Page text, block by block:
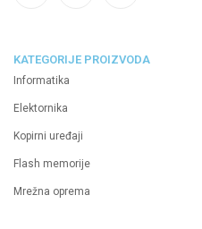
KATEGORIJE PROIZVODA
Informatika
Elektornika
Kopirni uređaji
Flash memorije
Mrežna oprema